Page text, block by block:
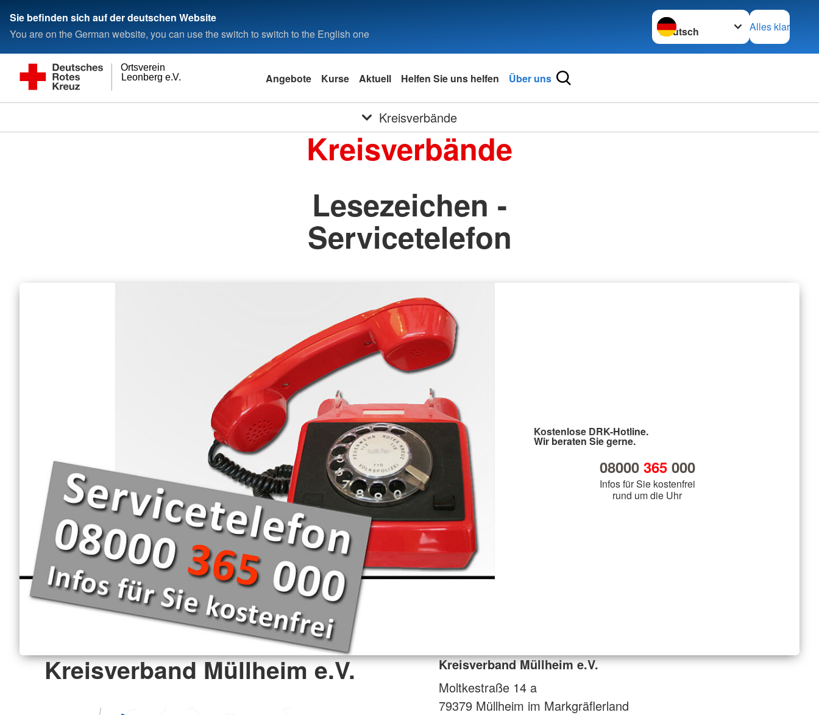
Sie befinden sich auf der deutschen Website
You are on the German website, you can use the switch to switch to the English one
Sprache wechseln zu
Alles klar
Leonberg e.V.
Ortsverein
Angebote Kurse Aktuell Helfen Sie uns helfen Über uns
Kreisverbände
Kreisverbände
Lesezeichen -
Servicetelefon
Kostenlose DRK-Hotline.
Wir beraten Sie gerne.
08000 365000
Infos für Sie kostenfrei
rund um die Uhr
Kreisverband Müllheim e.V.
Kreisverband Müllheim e.V.
Moltkestraße 14 a
79379 Müllheim im Markgräflerland